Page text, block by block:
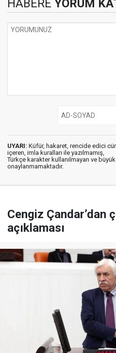
HABERE YORUM
UYARI: Küfür, hakaret, rencide edici
içeren, imla kuralları ile yazılmamış,
Türkçe karakter kullanılmayan ve
onaylanmamaktadır.
Cengiz Çandar’dan
açıklaması